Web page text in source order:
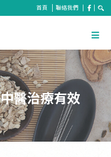
首頁 聯絡我們
醫治療有效